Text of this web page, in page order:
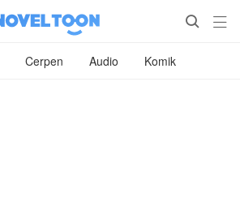
 
Cerpen Audio Komik